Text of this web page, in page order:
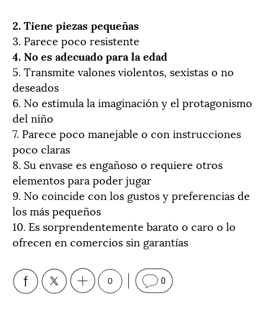
2. Tiene piezas pequeñas
3. Parece poco resistente
4. No es adecuado para la edad
5. Transmite valones violentos, sexistas o no
deseados
6. No estimula la imaginación y el protagonismo
del niño
7. Parece poco manejable o con instrucciones
poco claras
8. Su envase es engañoso o requiere otros
elementos para poder jugar
9. No coincide con los gustos y preferencias de
los más pequeños
10. Es sorprendentemente barato o caro o lo
ofrecen en comercios sin garantías
0 0